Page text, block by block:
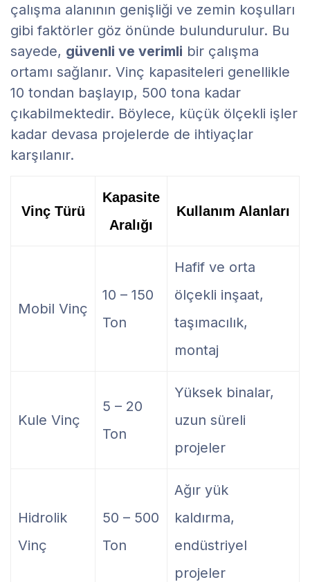
çalışma alanının genişliği ve zemin koşulları
gibi faktörler göz önünde bulundurulur. Bu
sayede, güvenli ve verimli bir çalışma
ortamı sağlanır. Vinç kapasiteleri genellikle
10 tondan başlayıp, 500 tona kadar
çıkabilmektedir. Böylece, küçük ölçekli işler
kadar devasa projelerde de ihtiyaçlar
karşılanır.
Vinç Türü
Kapasite
Aralığı
Kullanım Alanları
Mobil Vinç
10 – 150
Ton
Hafif ve orta
ölçekli inşaat,
taşımacılık,
montaj
Kule Vinç
5 – 20
Ton
Yüksek binalar,
uzun süreli
projeler
Hidrolik
Vinç
50 – 500
Ton
Ağır yük
kaldırma,
endüstriyel
projeler